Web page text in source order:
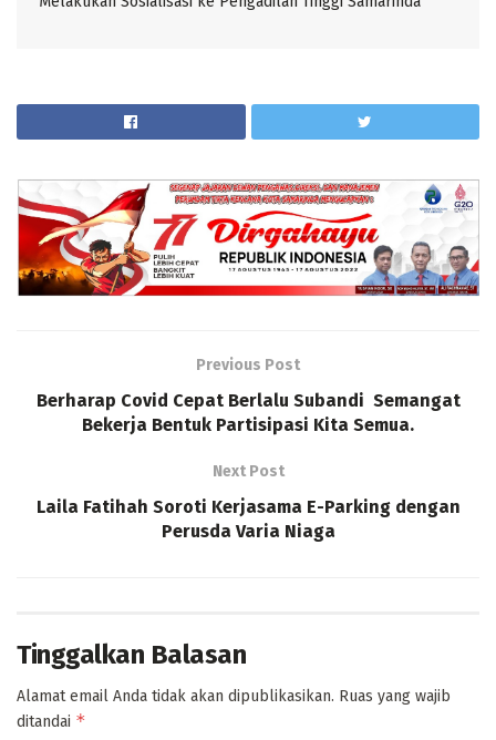
Previous Post
Berharap Covid Cepat Berlalu Subandi Semangat
Bekerja Bentuk Partisipasi Kita Semua.
Next Post
Laila Fatihah Soroti Kerjasama E-Parking dengan
Perusda Varia Niaga
Tinggalkan Balasan
Alamat email Anda tidak akan dipublikasikan. Ruas yang wajib
ditandai *